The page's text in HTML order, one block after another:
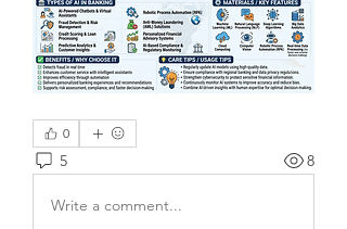
0
5 8
Write a comment...